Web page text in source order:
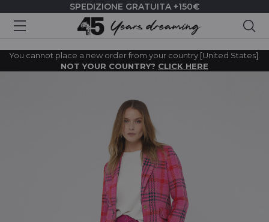
SPEDIZIONE GRATUITA +150€
You cannot place a new order from your country [United States].
NOT YOUR COUNTRY? CLICK HERE